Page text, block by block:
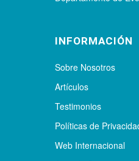
INFORMACIÓN
Sobre Nosotros
Artículos
Testimonios
Políticas de
Web Internacional